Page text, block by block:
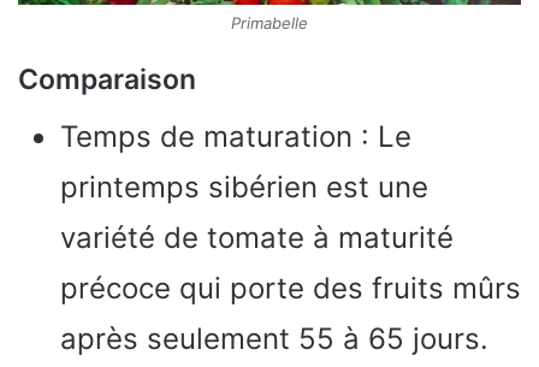
Primabelle
Comparaison
Temps de maturation : Le
printemps sibérien est une
variété de tomate à maturité
précoce qui porte des fruits mûrs
après seulement 55 à 65 jours.